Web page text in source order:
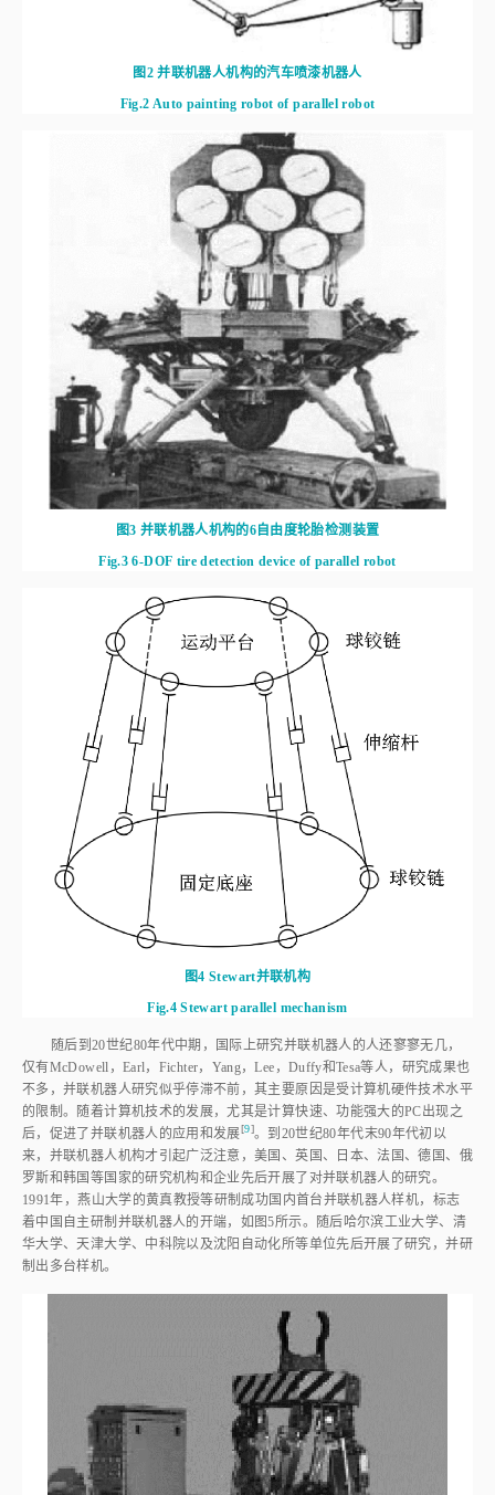
图2 并联机器人机构的汽车喷漆机器人
Fig.2 Auto painting robot of parallel robot
图3 并联机器人机构的6自由度轮胎检测装置
Fig.3 6-DOF tire detection device of parallel robot
图4 Stewart并联机构
Fig.4 Stewart parallel mechanism
随后到20世纪80年代中期，国际上研究并联机器人的人还寥寥无几，
仅有McDowell，Earl，Fichter，Yang，Lee，Duffy和Tesa等人，研究成果也
不多，并联机器人研究似乎停滞不前，其主要原因是受计算机硬件技术水平
的限制。随着计算机技术的发展，尤其是计算快速、功能强大的PC出现之
后，促进了并联机器人的应用和发展[9]。到20世纪80年代末90年代初以
来，并联机器人机构才引起广泛注意，美国、英国、日本、法国、德国、俄
罗斯和韩国等国家的研究机构和企业先后开展了对并联机器人的研究。
1991年，燕山大学的黄真教授等研制成功国内首台并联机器人样机，标志
着中国自主研制并联机器人的开端，如 图5所示。随后哈尔滨工业大学、清
华大学、天津大学、中科院以及沈阳自动化所等单位先后开展了研究，并研
制出多台样机。